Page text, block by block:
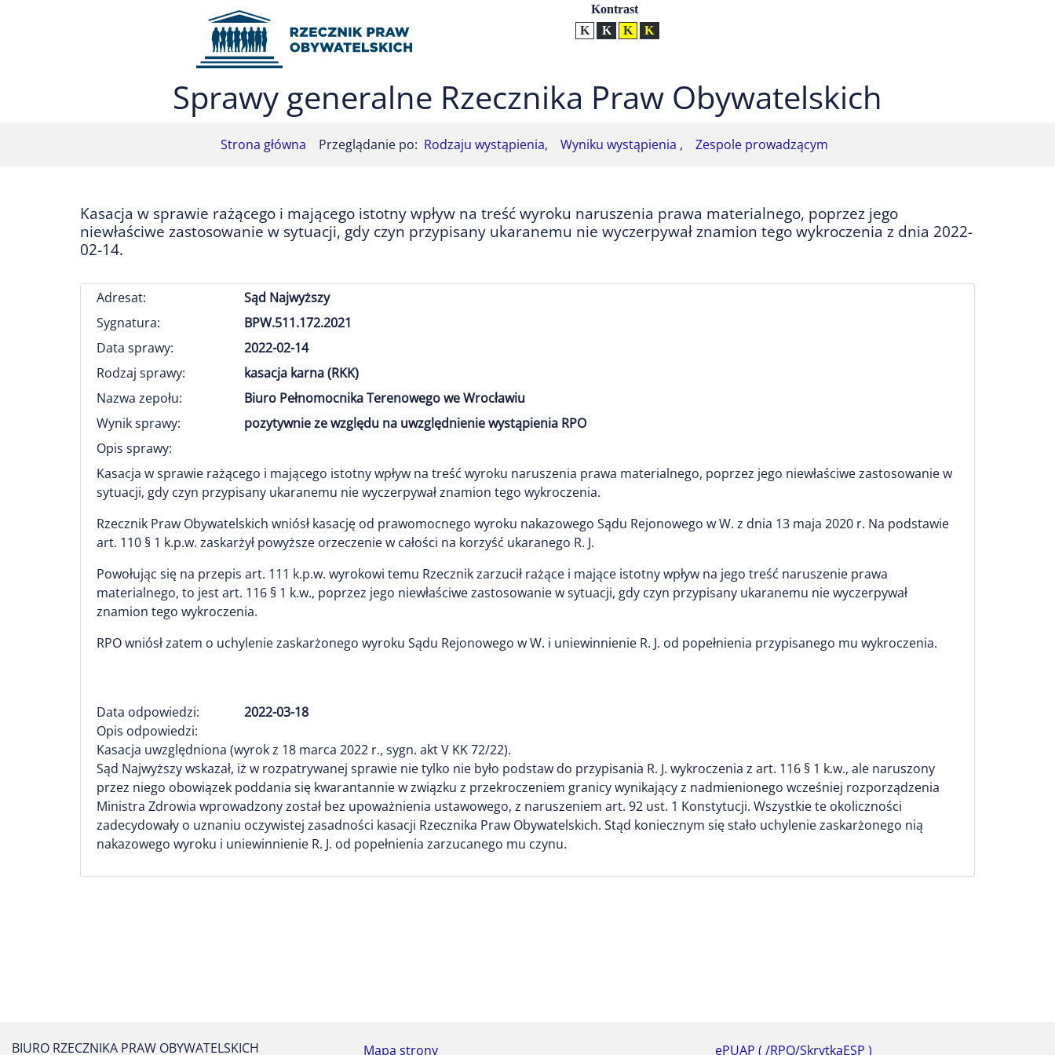
Przejdź do menu głównego (nacisnij Enter)
Przejdź do mapy serwisu (nacisnij Enter) UstawieniaKontrast
Kontrast normalny
Kontrast biały tekst na czarnym
Kontrast czarny tekst na żółtym
Sprawy generalne Rzecznika Praw Obywatelskich
Strona główna Przeglądanie po: Rodzaju wystąpienia, Wyniku wystąpienia , Zespole prowadzącym
Kasacja w sprawie rażącego i mającego istotny wpływ na treść wyroku naruszenia prawa materialnego, poprzez jego
niewłaściwe zastosowanie w sytuacji, gdy czyn przypisany ukaranemu nie wyczerpywał znamion tego wykroczenia z dnia 2022-
02-14.
Adresat:
Sąd Najwyższy
Sygnatura:
BPW.511.172.2021
Data sprawy:
2022-02-14
Rodzaj sprawy:
kasacja karna (RKK)
Nazwa zepołu:
Biuro Pełnomocnika Terenowego we Wrocławiu
Wynik sprawy:
pozytywnie ze względu na uwzględnienie wystąpienia RPO
Opis sprawy:
Kasacja w sprawie rażącego i mającego istotny wpływ na treść wyroku naruszenia prawa materialnego, poprzez jego niewłaściwe zastosowanie w
sytuacji, gdy czyn przypisany ukaranemu nie wyczerpywał znamion tego wykroczenia.
Rzecznik Praw Obywatelskich wniósł kasację od prawomocnego wyroku nakazowego Sądu Rejonowego w W. z dnia 13 maja 2020 r. Na podstawie
art. 110 § 1 k.p.w. zaskarżył powyższe orzeczenie w całości na korzyść ukaranego R. J.
Powołując się na przepis art. 111 k.p.w. wyrokowi temu Rzecznik zarzucił rażące i mające istotny wpływ na jego treść naruszenie prawa
materialnego, to jest art. 116 § 1 k.w., poprzez jego niewłaściwe zastosowanie w sytuacji, gdy czyn przypisany ukaranemu nie wyczerpywał
znamion tego wykroczenia.
RPO wniósł zatem o uchylenie zaskarżonego wyroku Sądu Rejonowego w W. i uniewinnienie R. J. od popełnienia przypisanego mu wykroczenia.
Data odpowiedzi:
2022-03-18
Opis odpowiedzi:
Kasacja uwzględniona (wyrok z 18 marca 2022 r., sygn. akt V KK 72/22).
Sąd Najwyższy wskazał, iż w rozpatrywanej sprawie nie tylko nie było podstaw do przypisania R. J. wykroczenia z art. 116 § 1 k.w., ale naruszony
przez niego obowiązek poddania się kwarantannie w związku z przekroczeniem granicy wynikający z nadmienionego wcześniej rozporządzenia
Ministra Zdrowia wprowadzony został bez upoważnienia ustawowego, z naruszeniem art. 92 ust. 1 Konstytucji. Wszystkie te okoliczności
zadecydowały o uznaniu oczywistej zasadności kasacji Rzecznika Praw Obywatelskich. Stąd koniecznym się stało uchylenie zaskarżonego nią
nakazowego wyroku i uniewinnienie R. J. od popełnienia zarzucanego mu czynu.
BIURO RZECZNIKA PRAW OBYWATELSKICH Mapa strony ePUAP ( /RPO/SkrytkaESP )